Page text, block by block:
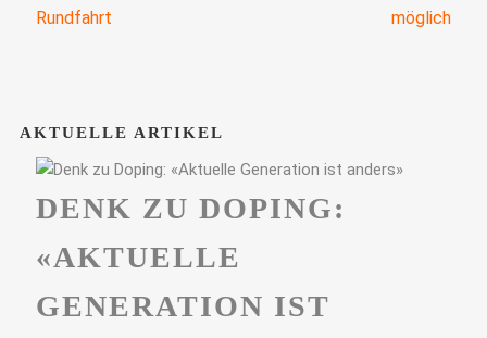
Rundfahrt
möglich
AKTUELLE ARTIKEL
DENK ZU DOPING:
«AKTUELLE
GENERATION IST